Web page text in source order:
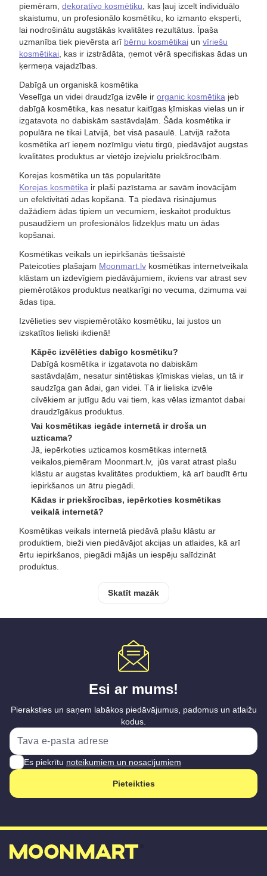
piemēram, dekoratīvo kosmētiku , kas ļauj izcelt individuālo
skaistumu, un profesionālo kosmētiku, ko izmanto eksperti,
lai nodrošinātu augstākās kvalitātes rezultātus. Īpaša
uzmanība tiek pievērsta arī bērnu kosmētikai un vīriešu
kosmētikai , kas ir izstrādāta, ņemot vērā specifiskas ādas un
ķermeņa vajadzības.
Dabīgā un organiskā kosmētika
Veselīga un videi draudzīga izvēle ir organic kosmētika jeb
dabīgā kosmētika, kas nesatur kaitīgas ķīmiskas vielas un ir
izgatavota no dabiskām sastāvdaļām. Šāda kosmētika ir
populāra ne tikai Latvijā, bet visā pasaulē. Latvijā ražota
kosmētika arī ieņem nozīmīgu vietu tirgū, piedāvājot augstas
kvalitātes produktus ar vietējo izejvielu priekšrocībām.
Korejas kosmētika un tās popularitāte
Korejas kosmētika ir plaši pazīstama ar savām inovācijām
un efektivitāti ādas kopšanā. Tā piedāvā risinājumus
dažādiem ādas tipiem un vecumiem, ieskaitot produktus
pusaudžiem un profesionālos līdzekļus matu un ādas
kopšanai.
Kosmētikas veikals un iepirkšanās tiešsaistē
Pateicoties plašajam Moonmart.lv kosmētikas internetveikala
klāstam un izdevīgiem piedāvājumiem, ikviens var atrast sev
piemērotākos produktus neatkarīgi no vecuma, dzimuma vai
ādas tipa.
Izvēlieties sev vispiemērotāko kosmētiku, lai justos un
izskatītos lieliski ikdienā!
Kāpēc izvēlēties dabīgo kosmētiku?
Dabīgā kosmētika ir izgatavota no dabiskām
sastāvdaļām, nesatur sintētiskas ķīmiskas vielas, un tā ir
saudzīga gan ādai, gan videi. Tā ir lieliska izvēle
cilvēkiem ar jutīgu ādu vai tiem, kas vēlas izmantot dabai
draudzīgākus produktus.
Vai kosmētikas iegāde internetā ir droša un
uzticama?
Jā, iepērkoties uzticamos kosmētikas internetā
veikalos,piemēram Moonmart.lv, jūs varat atrast plašu
klāstu ar augstas kvalitātes produktiem, kā arī baudīt ērtu
iepirkšanos un ātru piegādi.
Kādas ir priekšrocības, iepērkoties kosmētikas
veikalā internetā?
Kosmētikas veikals internetā piedāvā plašu klāstu ar
produktiem, bieži vien piedāvājot akcijas un atlaides, kā arī
ērtu iepirkšanos, piegādi mājās un iespēju salīdzināt
produktus.
Skatīt mazāk
Esi ar mums!
Pieraksties un saņem labākos piedāvājumus, padomus un atlaižu
kodus.
Es piekrītu noteikumiem un nosacījumiem
Pieteikties